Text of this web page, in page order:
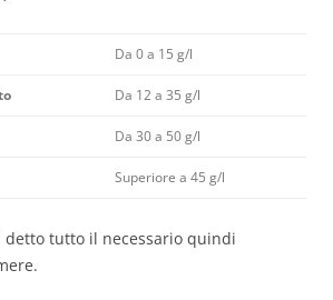
Da 0 a 15 g/l
Da 12 a 35 g/l
Da 30 a 50 g/l
Superiore a 45 g/l
detto tutto il necessario quindi